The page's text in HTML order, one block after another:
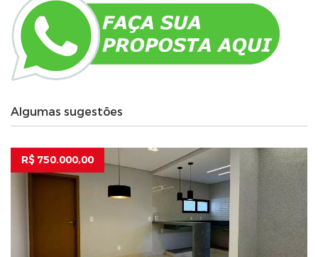
Algumas sugestões
R$ 750.000,00